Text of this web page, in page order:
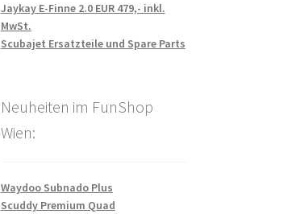
Jaykay E-Finne 2.0 EUR 479,- inkl.
MwSt.
Scubajet Ersatzteile und Spare Parts
Neuheiten im FunShop
Wien:
Waydoo Subnado Plus
Scuddy Premium Quad